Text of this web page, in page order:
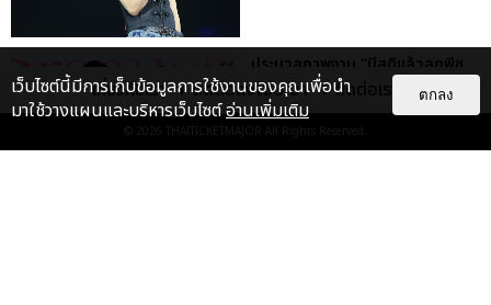
ประมวลภาพงาน “มีสติแล้วลูกพีช
PEACH AND ME PREMIERE
NIGHT” ปอนด์-ภูวินทร์ คลั่งรัก
หวา...
EXCLUSIVE : 16
เกี่ยวกับเรา ติดต่อลงโฆษณา ติดต่อเรา
© 2026 THAITICKETMAJOR All Rights Reserved.
เว็บไซต์นี้มีการเก็บข้อมูลการใช้งานของคุณเพื่อนำ
มาใช้วางแผนและบริหารเว็บไซต์อ่านเพิ่มเติม
ตกลง